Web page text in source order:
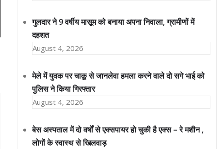
गुलदार ने 9 वर्षीय मासूम को बनाया अपना निवाला, ग्रामीणों में
दहशत
August 4, 2026
मेले में युवक पर चाकू से जानलेवा हमला करने वाले दो सगे भाई को
पुलिस ने किया गिरफ्तार
August 4, 2026
बेस अस्पताल में दो वर्षों से एक्सपायर हो चुकी है एक्स – रे मशीन ,
लोगों के स्वास्थ से खिलवाड़